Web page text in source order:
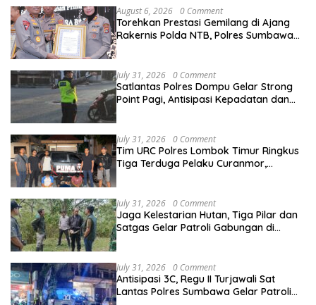
August 6, 2026 0 Comment
Torehkan Prestasi Gemilang di Ajang
Rakernis Polda NTB, Polres Sumbawa
July 31, 2026 0 Comment
Satlantas Polres Dompu Gelar Strong
Point Pagi, Antisipasi Kepadatan dan
July 31, 2026 0 Comment
Tim URC Polres Lombok Timur Ringkus
Tiga Terduga Pelaku Curanmor,
July 31, 2026 0 Comment
Jaga Kelestarian Hutan, Tiga Pilar dan
Satgas Gelar Patroli Gabungan di
July 31, 2026 0 Comment
Antisipasi 3C, Regu II Turjawali Sat
Lantas Polres Sumbawa Gelar Patroli